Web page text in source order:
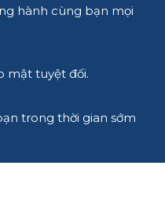
hành cùng bạn mọi
mật tuyệt đối.
trong thời gian sớm